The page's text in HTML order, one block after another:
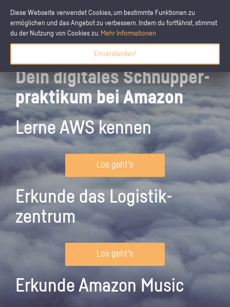
Diese Webseite verwendet Cookies, um bestimmte Funktionen zu
ermöglichen und das Angebot zu verbessern. Indem du fortfährst, stimmst
du der Nutzung von Cookies zu. Mehr Informationen
Einverstanden!
Dein digitales Schnupper­
praktikum bei Amazon
Lerne AWS kennen
Los geht's
Erkunde das Logistik­
zentrum
Los geht's
Erkunde Amazon Music